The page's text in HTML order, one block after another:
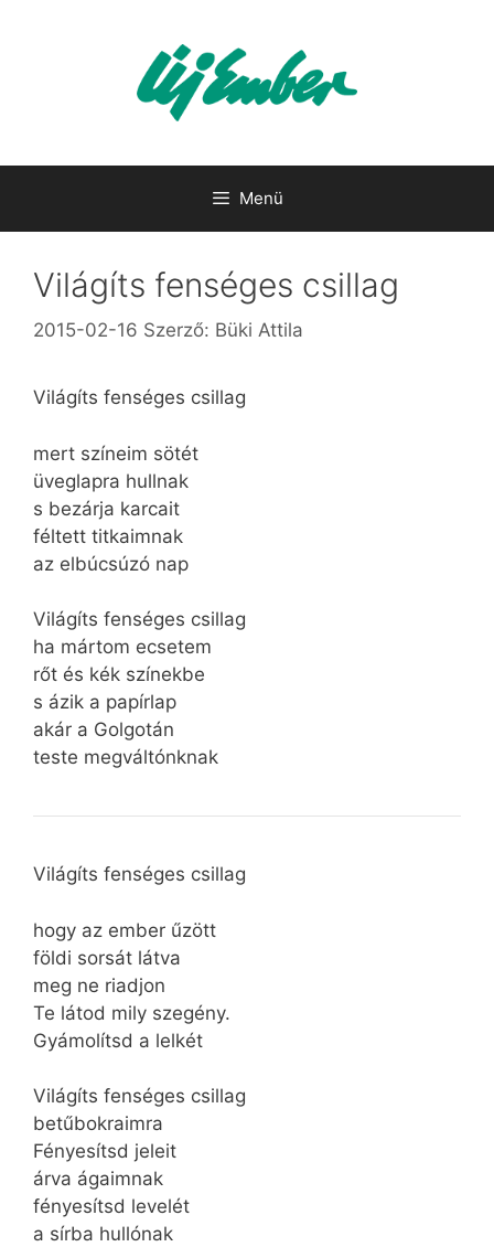
Menü
Világíts fenséges csillag
2015-02-16 Szerző: Büki Attila
Világíts fenséges csillag
mert színeim sötét
üveglapra hullnak
s bezárja karcait
féltett titkaimnak
az elbúcsúzó nap
Világíts fenséges csillag
ha mártom ecsetem
rőt és kék színekbe
s ázik a papírlap
akár a Golgotán
teste megváltónknak
Világíts fenséges csillag
hogy az ember űzött
földi sorsát látva
meg ne riadjon
Te látod mily szegény.
Gyámolítsd a lelkét
Világíts fenséges csillag
betűbokraimra
Fényesítsd jeleit
árva ágaimnak
fényesítsd levelét
a sírba hullónak